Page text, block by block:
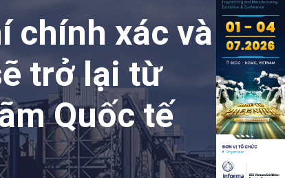
chính xác và
trở lại từ
Quốc tế